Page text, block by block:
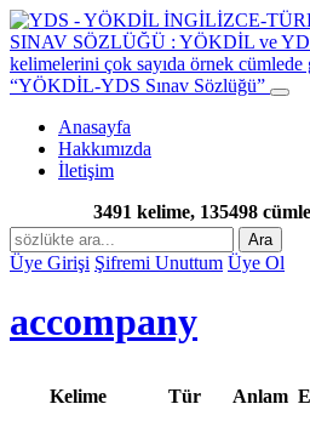
“YÖKDİL-YDS Sınav Sözlüğü”
Anasayfa
Hakkımızda
İletişim
3491 kelime, 135498
Ara
Üye Girişi Şifremi Unuttum Üye Ol
accompany
Kelime Tür Anlam